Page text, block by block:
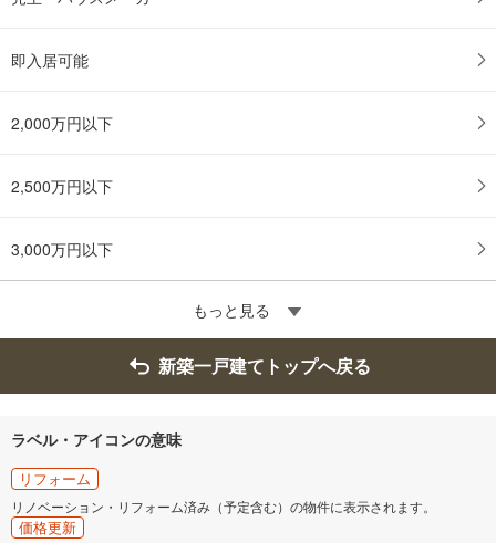
即入居可能
2,000万円以下
2,500万円以下
3,000万円以下
もっと見る
新築一戸建てトップへ戻る
ラベル・アイコンの意味
リフォーム
リノベーション・リフォーム済み（予定含む）の物件に表示されます。
価格更新